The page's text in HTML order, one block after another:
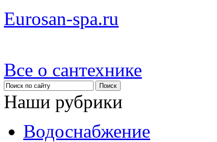
Eurosan-spa.ru
Все о сантехнике
Наши рубрики
Водоснабжение